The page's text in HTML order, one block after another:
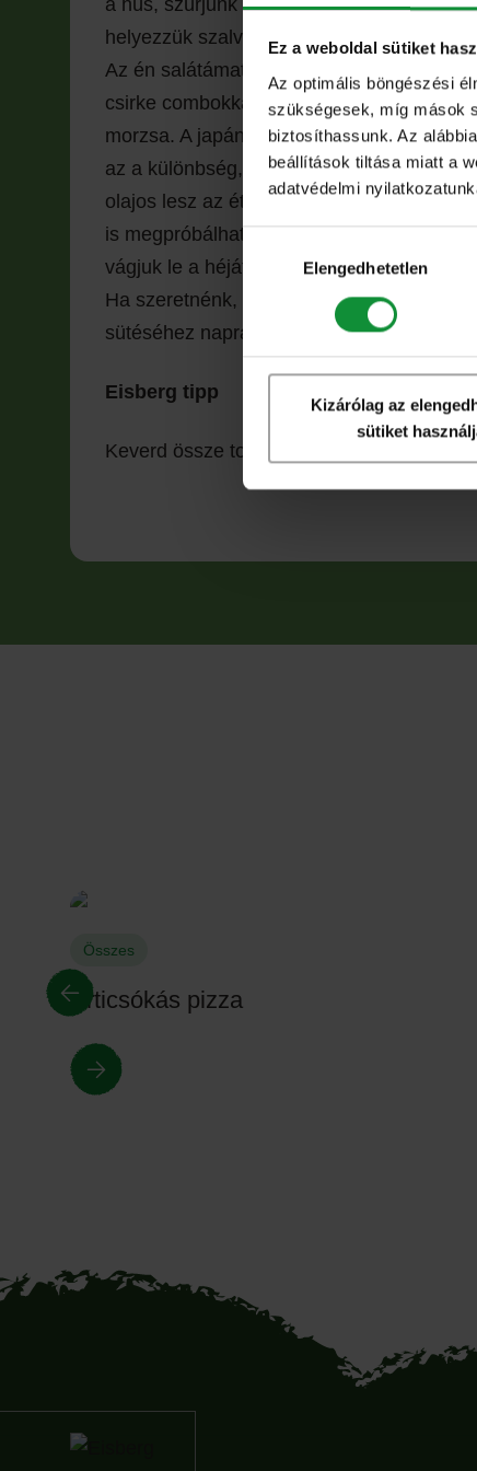
Ez a weboldal sütiket
Az optimális böngészési
szükségesek, míg mások
biztosíthassunk. Az
beállítások tiltása miatt a
adatvédelmi
Hozzájárulás
kiválasztásaElengedhetetlen
Kizárólag az
sütiket
a hús, szúrjunk bele egy villát. Akkor jó,
helyezzük szalvétára vagy papírtörlőre,
Az én salátámat ízlés szerint keverjük
csirke combokkal. Mi az a panko
morzsa. A japán konyha ugyanúgy
az a különbség, hogy a panko
olajos lesz az étel bundája. A panko
is megpróbálhatjuk elkészíteni otthon,
vágjuk le a héját és ne daráljuk a száraz
Ha szeretnénk, hogy még
sütéséhez napraforgó olaj helyett
Eisberg tipp
Keverd össze tojással és
Összes
Articsókás pizza